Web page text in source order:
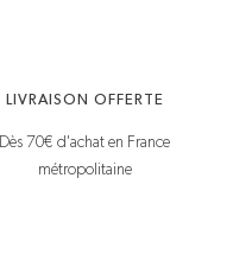
LIVRAISON OFFERTE
Dès 70€ d'achat en France
métropolitaine